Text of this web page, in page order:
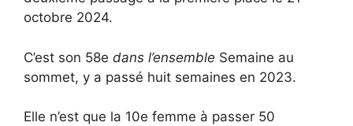
octobre 2024.
C’est son 58e dans l’ensemble Semaine au
sommet, y a passé huit semaines en 2023.
Elle n’est que la 10e femme à passer 50